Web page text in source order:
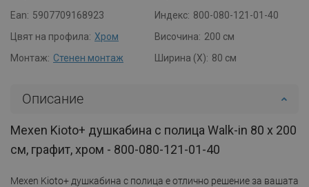
Ean: 5907709168923 Индекс: 800-080-121-01-40
Цвят на профила: Хром Височина: 200 см
Монтаж: Стенен монтаж Ширина (X): 80 см
Описание
Mexen Kioto+ душкабина с полица Walk-in 80 x 200
см, графит, хром - 800-080-121-01-40
Mexen Kioto+ душкабина с полица е отлично решение за вашата